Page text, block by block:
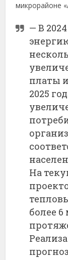
микрорайоне
— В
платы и
2025
На
более